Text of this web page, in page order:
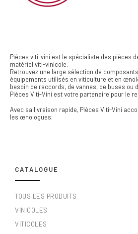
Pièces viti-vini est le spécialiste des pièces
matériel viti-vinicole.
Retrouvez une large sélection de
équipements utilisés en viticulture et en
besoin de raccords, de vannes, de buses ou
Pièces Viti-Vini est votre partenaire pour le
Avec sa livraison rapide, Pièces Viti-Vini
les œnologues.
CATALOGUE
TOUS LES PRODUITS
VINICOLES
VITICOLES